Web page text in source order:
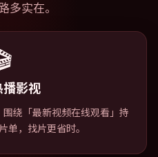
多实在。
播影视
绕「最新视频在线观看」持
单，找片更省时。